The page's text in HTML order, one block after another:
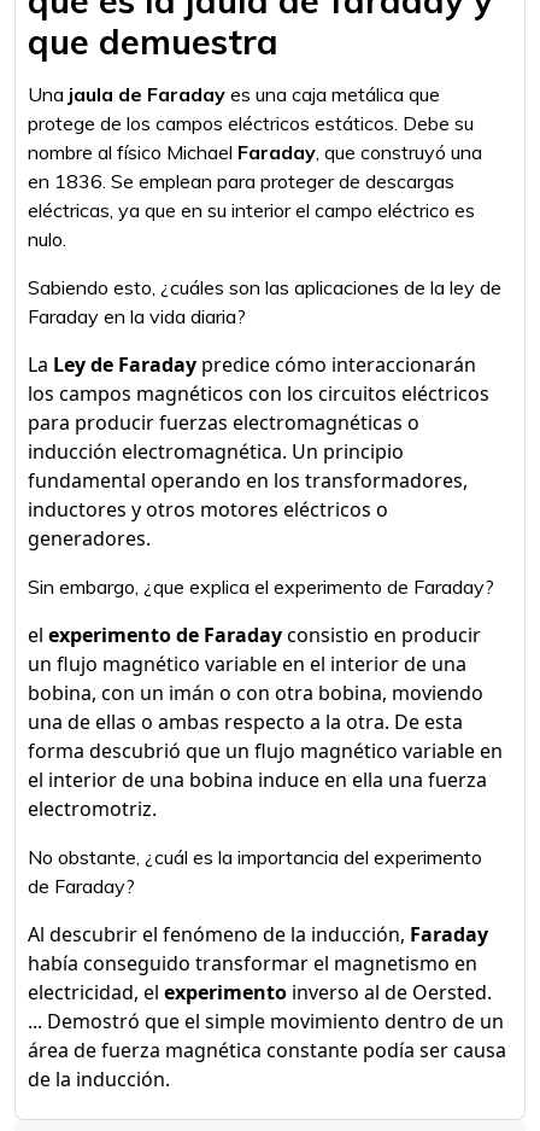
que demuestra
Una jaula de Faraday es una caja metálica que
protege de los campos eléctricos estáticos. Debe su
nombre al físico Michael Faraday, que construyó una
en 1836. Se emplean para proteger de descargas
eléctricas, ya que en su interior el campo eléctrico es
nulo.
Sabiendo esto, ¿cuáles son las aplicaciones de la ley de
Faraday en la vida diaria?
La Ley de Faraday predice cómo interaccionarán
los campos magnéticos con los circuitos eléctricos
para producir fuerzas electromagnéticas o
inducción electromagnética. Un principio
fundamental operando en los transformadores,
inductores y otros motores eléctricos o
generadores.
Sin embargo, ¿que explica el experimento de Faraday?
el experimento de Faradayconsistio en producir
un flujo magnético variable en el interior de una
bobina, con un imán o con otra bobina, moviendo
una de ellas o ambas respecto a la otra. De esta
forma descubrió que un flujo magnético variable en
el interior de una bobina induce en ella una fuerza
electromotriz.
No obstante, ¿cuál es la importancia del experimento
de Faraday?
Al descubrir el fenómeno de la inducción, Faraday
había conseguido transformar el magnetismo en
electricidad, el experimento inverso al de Oersted.
... Demostró que el simple movimiento dentro de un
área de fuerza magnética constante podía ser causa
de la inducción.